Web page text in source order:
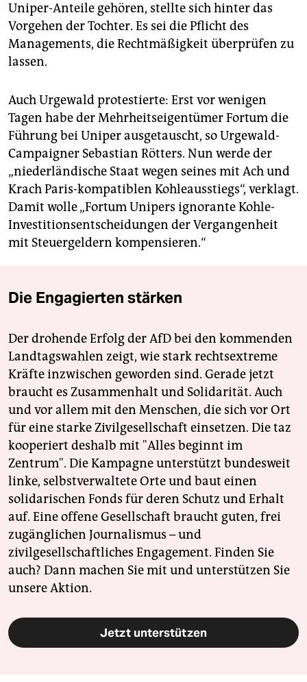
Uniper-Anteile gehören, stellte sich hinter das
Vorgehen der Tochter. Es sei die Pflicht des
Managements, die Rechtmäßigkeit überprüfen zu
lassen.
Auch Urgewald protestierte: Erst vor wenigen
Tagen habe der Mehrheitseigentümer Fortum die
Führung bei Uniper ausgetauscht, so Urgewald-
Campaigner Sebastian Rötters. Nun werde der
„niederländische Staat wegen seines mit Ach und
Krach Paris-kompatiblen Kohleausstiegs“, verklagt.
Damit wolle „Fortum Unipers ignorante Kohle-
Investitionsentscheidungen der Vergangenheit
mit Steuergeldern kompensieren.“
Die Engagierten stärken
Der drohende Erfolg der AfD bei den kommenden
Landtagswahlen zeigt, wie stark rechtsextreme
Kräfte inzwischen geworden sind. Gerade jetzt
braucht es Zusammenhalt und Solidarität. Auch
und vor allem mit den Menschen, die sich vor Ort
für eine starke Zivilgesellschaft einsetzen. Die taz
kooperiert deshalb mit "Alles beginnt im
Zentrum". Die Kampagne unterstützt bundesweit
linke, selbstverwaltete Orte und baut einen
solidarischen Fonds für deren Schutz und Erhalt
auf. Eine offene Gesellschaft braucht guten, frei
zugänglichen Journalismus – und
zivilgesellschaftliches Engagement. Finden Sie
auch? Dann machen Sie mit und unterstützen Sie
unsere Aktion.
Jetzt unterstützen